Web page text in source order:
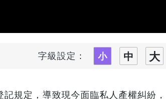
字級設定：
規定，導致現今面臨私人產權糾紛，